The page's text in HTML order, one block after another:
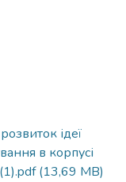
ідеї
в корпусі
(13,69 MB)